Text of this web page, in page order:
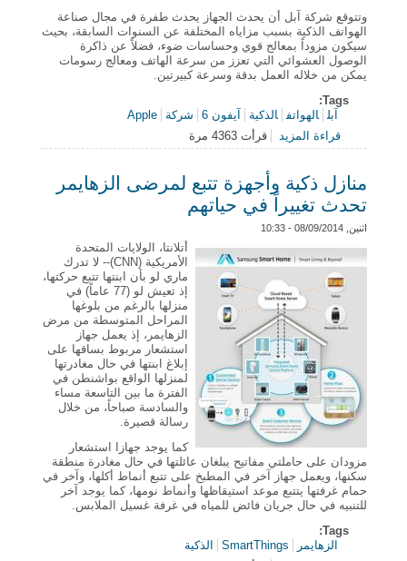
وتتوقع شركة آبل أن يحدث الجهاز يحدث طفرة في مجال صناعة
الهواتف الذكية بسبب مزاياه المختلفة عن السنوات السابقة، بحيث
سيكون مزوداً بمعالج قوي وحساسات ضوء، فضلاً عن ذاكرة
الوصول العشوائي التي تعزز من سرعة الهاتف ومعالج رسومات
يمكن من خلاله العمل بدقة وسرعة كبيرتين.
Tags:
آبل الهواتف الذكية آيفون 6 شركة
Apple
قراءة المزيد
حول الأسواق العالمية تترقب إطلاق آيفون 6 ...... اليوم
قرأت 4363 مرة
منازل ذكية وأجهزة تتبع لمرضى الزهايمر
تحدث تغييراً في حياتهم
اثنين, 08/09/2014 - 10:33
أتلانتا، الولايات المتحدة
الأمريكية (CNN)-- لا تدرك
ماري لو بأن ابنتها تتبع حركتها،
إذ تعيش لو (77 عاماً) في
منزلها بالرغم من بلوغها
المراحل المتوسطة من مرض
الزهايمر، إذ يعمل جهاز
استشعار مربوط بساقها على
إبلاغ ابنتها في حال مغادرتها
لمنزلها الواقع بواشنطن في
الفترة ما بين التاسعة مساء
والسادسة صباحاً، من خلال
رسالة قصيرة.
كما يوجد جهازا استشعار
مزودان على حاملتي مفاتيح يبلغان عائلتها في حال مغادرة منطقة
سكنها، ويعمل جهاز آخر في المطبخ على تتبع أنماط أكلها، وآخر في
حمام غرفتها يتتبع موعد استيقاظها وأنماط نومها، كما يوجد آخر
للتنبيه في حال جريان فائض للمياه في غرفة غسيل الملابس.
Tags:
الزهايمر
SmartThings
الذكية